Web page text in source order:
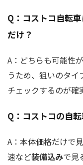
Q：コストコ自転
だけ？
A：どちらも可能性
うため、狙いのタ
チェックするのが確
Q：コストコの自
A：本体価格だけで
速など装備込みで見